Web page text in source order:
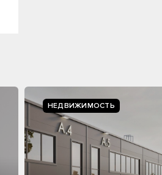
НЕДВИЖИМОСТЬ